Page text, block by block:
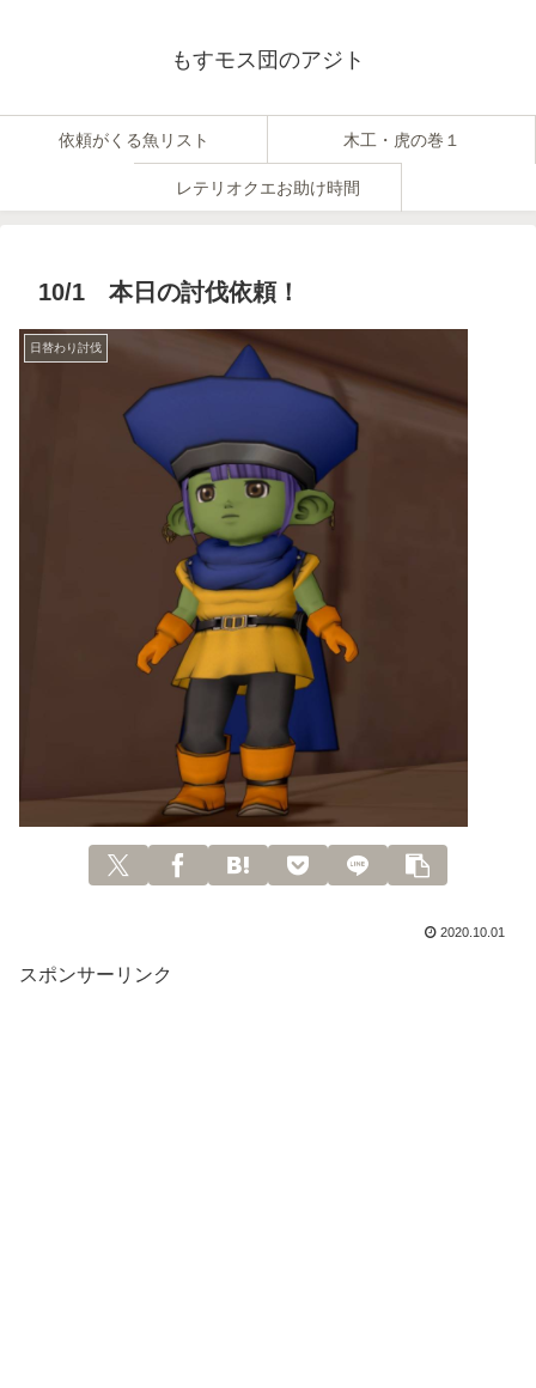
もすモス団のアジト
依頼がくる魚リスト 木工・虎の巻１
レテリオクエお助け時間
10/1 本日の討伐依頼！
日替わり討伐
2020.10.01
スポンサーリンク